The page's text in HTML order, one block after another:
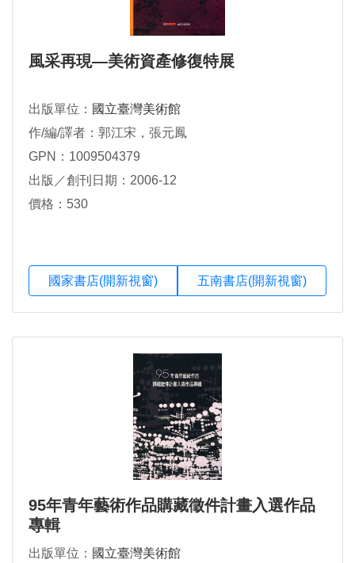
風采再現—美術資產修復特展
出版單位： 國立臺灣美術館
作/編/譯者：郭江宋，張元鳳
GPN：1009504379
出版／創刊日期：2006-12
價格：530
國家書店(開新視窗) 五南書店(開新視窗)
95年青年藝術作品購藏徵件計畫入選作品
專輯
出版單位： 國立臺灣美術館